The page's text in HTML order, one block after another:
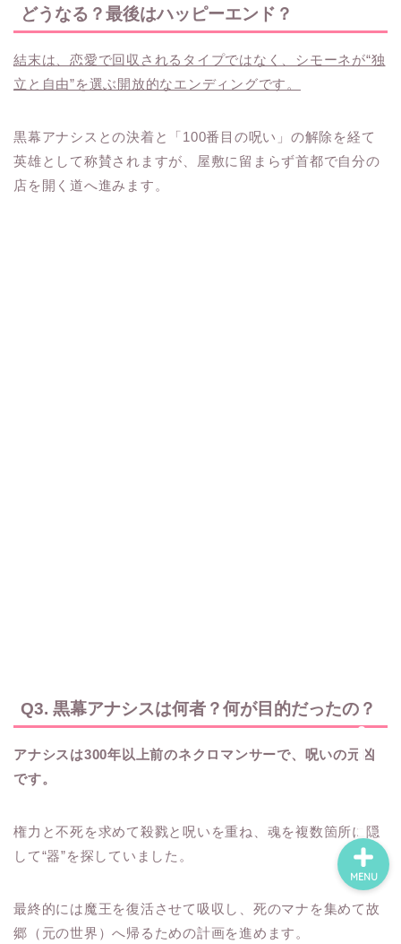
どうなる？最後はハッピーエンド？
結末は、恋愛で回収されるタイプではなく、シモーネが“独
立と自由”を選ぶ開放的なエンディングです。
黒幕アナシスとの決着と「100番目の呪い」の解除を経て
英雄として称賛されますが、屋敷に留まらず首都で自分の
店を開く道へ進みます。
Q3. 黒幕アナシスは何者？何が目的だったの？
アナシスは300年以上前のネクロマンサーで、呪いの元凶
です。
権力と不死を求めて殺戮と呪いを重ね、魂を複数箇所に隠
して“器”を探していました。
最終的には魔王を復活させて吸収し、死のマナを集めて故
郷（元の世界）へ帰るための計画を進めます。
MENU
無料で読める漫画・小説
漫画・小説新刊情報